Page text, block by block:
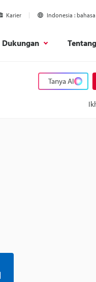
Karier Indonesia
Dukungan
Tanya AI